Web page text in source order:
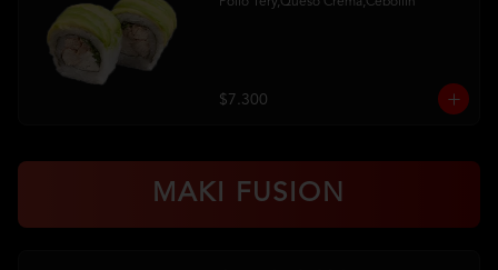
$7.300
MAKI FUSION